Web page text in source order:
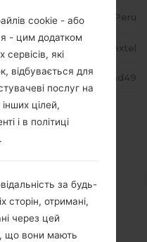
Peru
Nextel
cookie - або
- цим додатком
які
відбувається для
послуг на
цілей,
і в політиці
за будь-
сторін, отримані,
через цей
що вони мають